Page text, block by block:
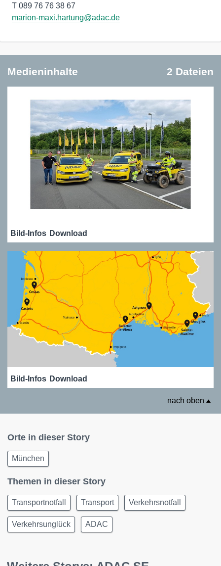
marion-maxi.hartung@adac.de
Medieninhalte 2 Dateien
Bild-Infos Download
Bild-Infos Download
nach oben
Orte in dieser Story
München
Themen in dieser Story
Transportnotfall Transport Verkehrsnotfall
Verkehrsunglück ADAC